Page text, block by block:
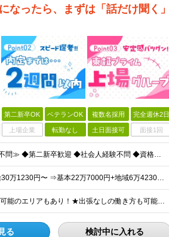
なったら、まずは「話だけ聞く」
第二新卒OK ベテランOK 複数名採用 完全週休2日
上場企業 転勤なし 土日面接可 面接1回
≪職種・業界未経験OK＆学歴・年齢・転職回数不問≫ ◆第二新卒歓迎 ◆社会人経験不問 ◆資格不問 ※新卒の方もご応募可能 （待遇・募集要項等は別途ご案内いたします） ※入社時期は柔軟に対応します！半年
★経験者は月給50万円～90万円 【首都圏】 月給30万1230円〜 ⇒基本22万7000円+地域6万4230円+皆勤1万円 【群馬/栃木/茨城】 月給28万1090円〜 ⇒基本23万4000円+
★U・Iターン歓迎！★直行・直帰OK！ ★車通勤可能のエリアもあり！★出張なしの働き方も可能 全国47都道府県の各プロジェクト（転勤なし！勤務地に対する希望も実現可能！） 「自宅から1時間以内で通え
る 検討中に入れる